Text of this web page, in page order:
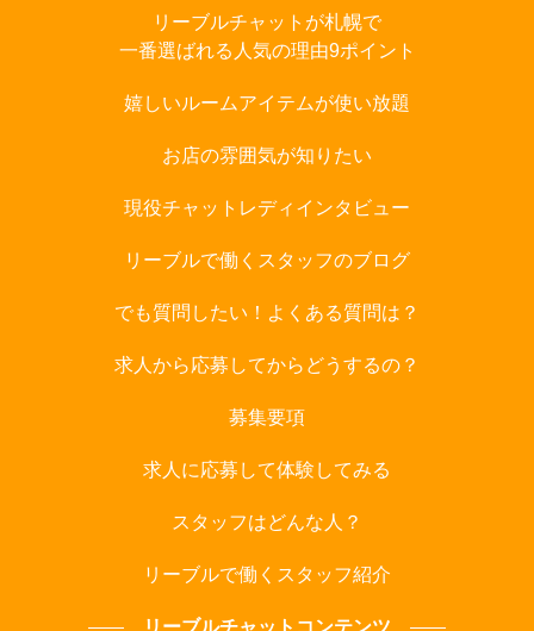
リーブルチャットが札幌で
一番選ばれる人気の理由9ポイント
嬉しいルームアイテムが使い放題
お店の雰囲気が知りたい
現役チャットレディインタビュー
リーブルで働くスタッフのブログ
でも質問したい！よくある質問は？
求人から応募してからどうするの？
募集要項
求人に応募して体験してみる
スタッフはどんな人？
リーブルで働くスタッフ紹介
リーブルチャットコンテンツ